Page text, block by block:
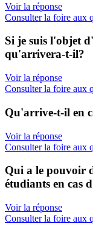
Voir la réponse
Consulter la foire aux
Si je suis l'objet
qu'arrivera-t-il?
Voir la réponse
Consulter la foire aux
Qu'arrive-t-il en
Voir la réponse
Consulter la foire aux
Qui a le pouvoir
étudiants en cas
Voir la réponse
Consulter la foire aux